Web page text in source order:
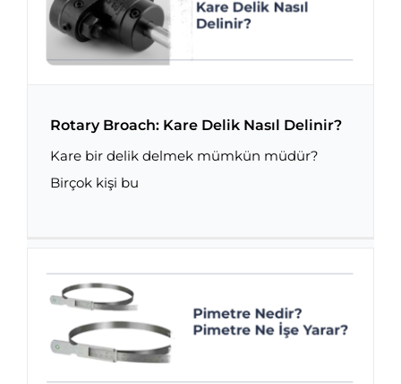
Rotary Broach: Kare Delik Nasıl Delinir?
Rotary Broach: Kare Delik Nasıl Delinir?
Kare bir delik delmek mümkün müdür?
Birçok kişi bu